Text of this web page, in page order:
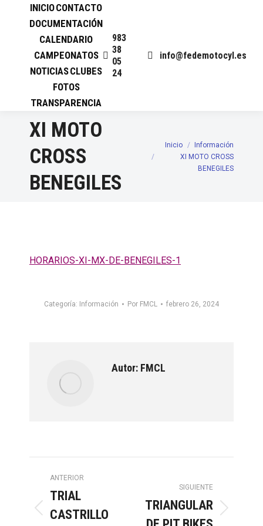
INICIOCONTACTO
DOCUMENTACIÓN
CALENDARIO
CAMPEONATOS
NOTICIASCLUBES
FOTOS
TRANSPARENCIA
983
38
05
24
info@fedemotocyl.es
XI MOTO
CROSS
BENEGILES
Estás aquí:
Inicio
Información
XI MOTO CROSS
BENEGILES
HORARIOS-XI-MX-DE-BENEGILES-1
Categoría: Información Por FMCL febrero 26, 2024
Autor: FMCL
Navegación
entre
ANTERIOR
Publicación
TRIAL
CASTRILLO
SIGUIENTE
TRIANGULAR